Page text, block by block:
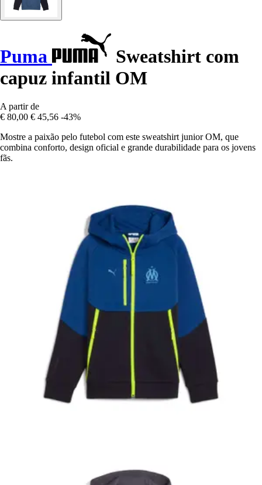
Puma
Sweatshirt com
capuz infantil OM
A partir de
€ 80,00 € 45,56 -43%
Mostre a paixão pelo futebol com este sweatshirt junior OM, que
combina conforto, design oficial e grande durabilidade para os jovens
fãs.